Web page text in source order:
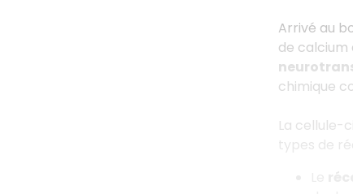
Arrivé au
de calcium
chimique
La cellule-
types de